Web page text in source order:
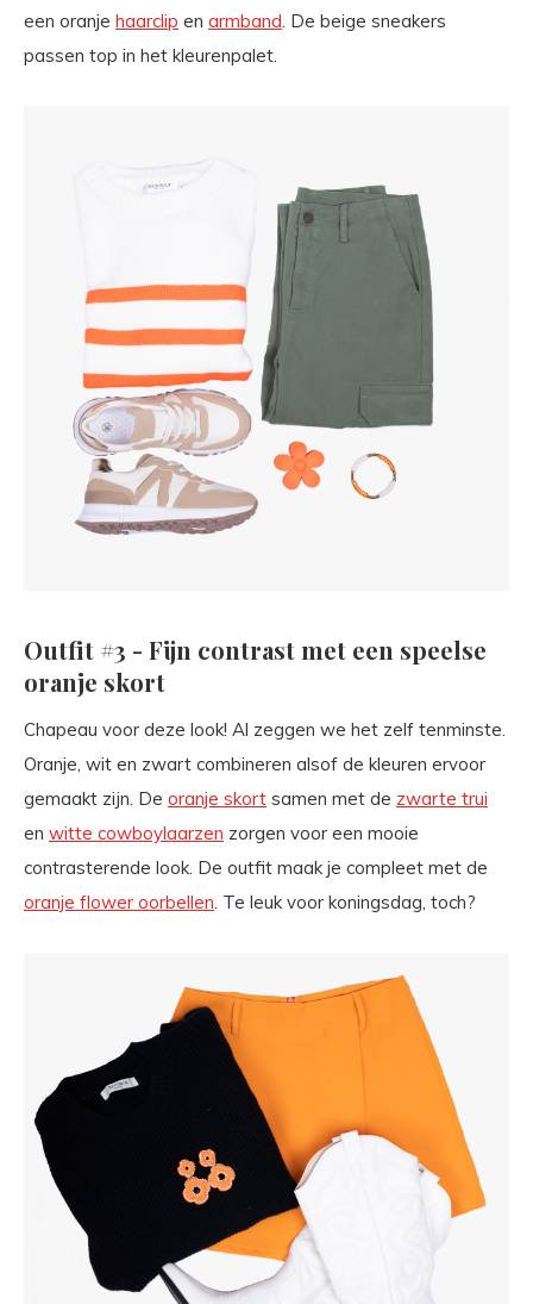
een oranje haarclip en armband. De beige sneakers
passen top in het kleurenpalet.
Outfit #3 - Fijn contrast met een speelse
oranje skort
Chapeau voor deze look! Al zeggen we het zelf tenminste.
Oranje, wit en zwart combineren alsof de kleuren ervoor
gemaakt zijn. De oranje skort samen met de zwarte trui
en witte cowboylaarzen zorgen voor een mooie
contrasterende look. De outfit maak je compleet met de
oranje flower oorbellen. Te leuk voor koningsdag, toch?